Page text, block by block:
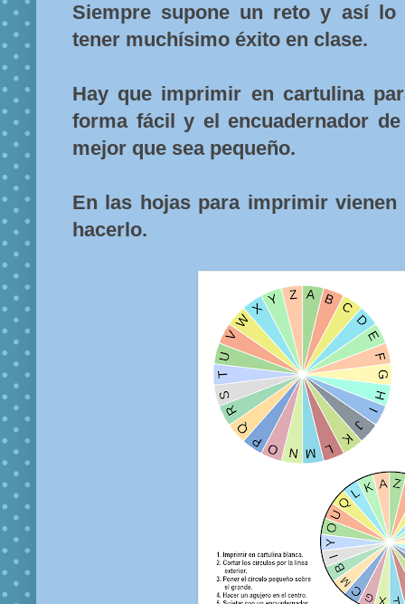
Siempre supone un reto y así lo
tener muchísimo éxito en clase.
Hay que imprimir en cartulina
forma fácil y el encuadernador
mejor que sea pequeño.
En las hojas para imprimir
hacerlo.